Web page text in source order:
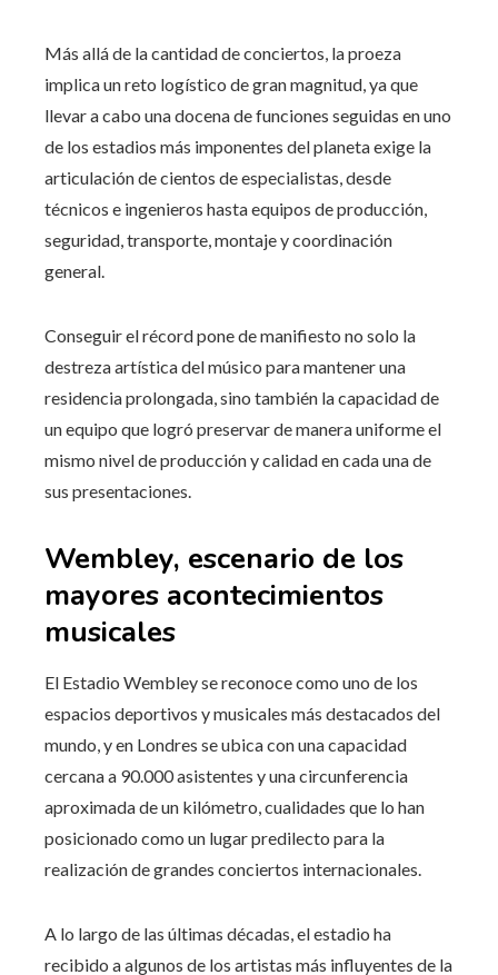
Más allá de la cantidad de conciertos, la proeza
implica un reto logístico de gran magnitud, ya que
llevar a cabo una docena de funciones seguidas en uno
de los estadios más imponentes del planeta exige la
articulación de cientos de especialistas, desde
técnicos e ingenieros hasta equipos de producción,
seguridad, transporte, montaje y coordinación
general.
Conseguir el récord pone de manifiesto no solo la
destreza artística del músico para mantener una
residencia prolongada, sino también la capacidad de
un equipo que logró preservar de manera uniforme el
mismo nivel de producción y calidad en cada una de
sus presentaciones.
Wembley, escenario de los
mayores acontecimientos
musicales
El Estadio Wembley se reconoce como uno de los
espacios deportivos y musicales más destacados del
mundo, y en Londres se ubica con una capacidad
cercana a 90.000 asistentes y una circunferencia
aproximada de un kilómetro, cualidades que lo han
posicionado como un lugar predilecto para la
realización de grandes conciertos internacionales.
A lo largo de las últimas décadas, el estadio ha
recibido a algunos de los artistas más influyentes de la